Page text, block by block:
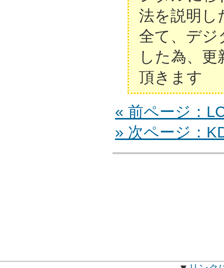
法を説明し
全て、デジ
した為、
頂きます
« 前ページ：
» 次ページ：